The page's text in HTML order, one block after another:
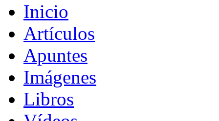
Inicio
Artículos
Apuntes
Imágenes
Libros